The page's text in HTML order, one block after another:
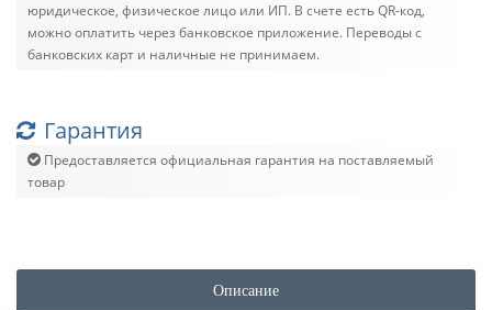
юридическое, физическое лицо или ИП. В счете есть QR-код,
можно оплатить через банковское приложение. Переводы с
банковских карт и наличные не принимаем.
Гарантия
Предоставляется официальная гарантия на поставляемый
товар
Описание